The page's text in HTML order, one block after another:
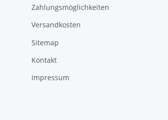
Zahlungsmöglichkeiten
Versandkosten
Sitemap
Kontakt
Impressum